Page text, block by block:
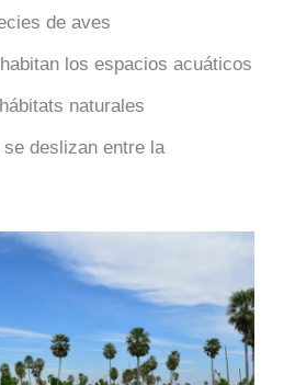
de aves
los espacios acuáticos
naturales
deslizan entre la